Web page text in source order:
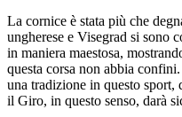
La cornice è stata più che
ungherese e Visegrad si sono
in maniera maestosa,
questa corsa non abbia
una tradizione in questo
il Giro, in questo senso, darà